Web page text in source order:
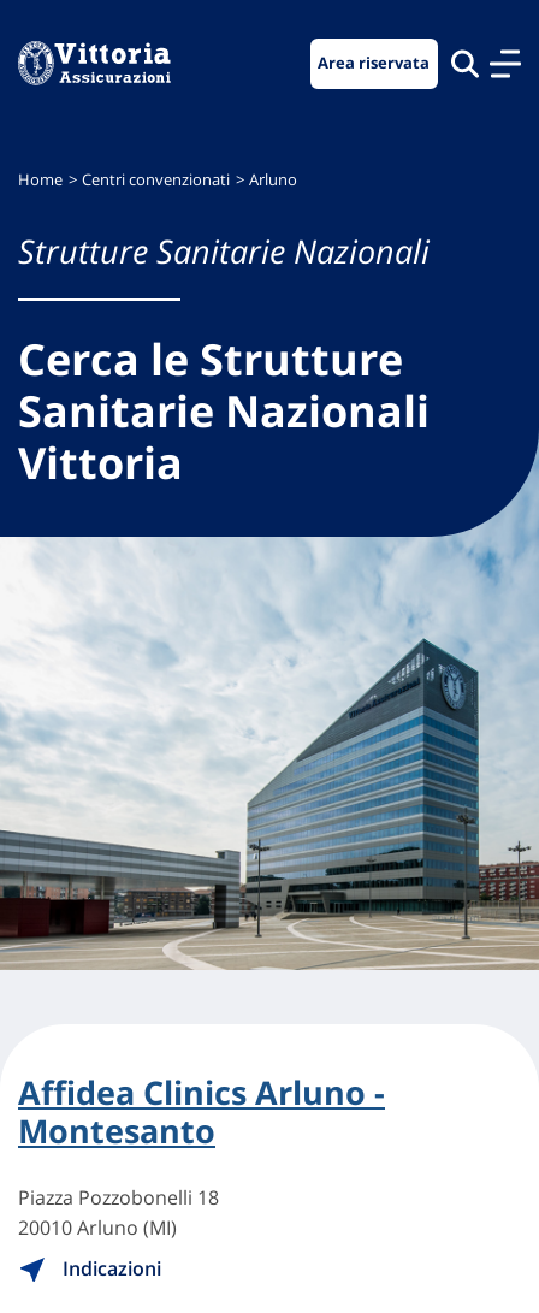
menu
contenuto
footer
Area riservata
Home Centri convenzionati Arluno
Strutture Sanitarie Nazionali
Cerca le Strutture
Sanitarie Nazionali
Vittoria
Affidea Clinics Arluno -
Montesanto
Piazza Pozzobonelli 18
20010 Arluno (MI)
Indicazioni